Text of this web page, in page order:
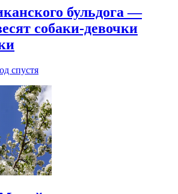
бульдога —
собаки-девочки
спустя